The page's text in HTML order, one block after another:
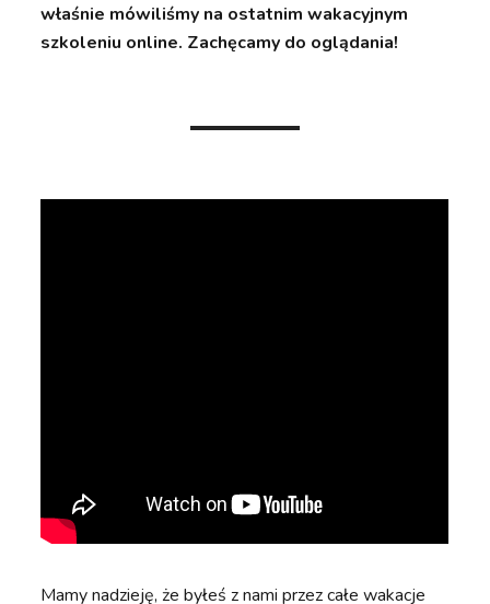
właśnie mówiliśmy na ostatnim wakacyjnym
szkoleniu online. Zachęcamy do oglądania!
Mamy nadzieję, że byłeś z nami przez całe wakacje